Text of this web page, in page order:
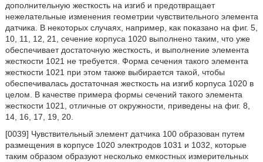
дополнительную жесткость на изгиб и предотвращает
нежелательные изменения геометрии чувствительного элемента
датчика. В некоторых случаях, например, как показано на фиг. 5,
10, 11, 12, 21, сечение корпуса 1020 выполнено таким, что уже
обеспечивает достаточную жесткость, и выполнение элемента
жесткости 1021 не требуется. Форма сечения такого элемента
жесткости 1021 при этом также выбирается такой, чтобы
обеспечивалась достаточная жесткость на изгиб корпуса 1020 в
целом. В качестве примера формы сечений такого элемента
жесткости 1021, отличные от окружности, приведены на фиг. 8,
14, 16, 17, 19, 20.
[0039] Чувствительный элемент датчика 100 образован путем
размещения в корпусе 1020 электродов 1031 и 1032, которые
таким образом образуют несколько емкостных измерительных